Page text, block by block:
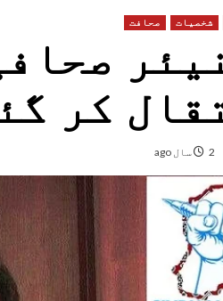
شخصیات صحافت
کر
2 سال ago